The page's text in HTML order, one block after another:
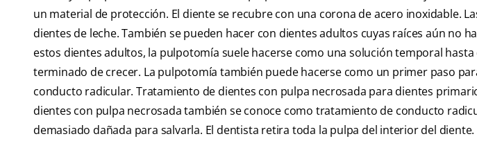
un material de protección. El diente se recubre con una corona de acero inoxidable.
dientes de leche. También se pueden hacer con dientes adultos cuyas raíces aún no
estos dientes adultos, la pulpotomía suele hacerse como una solución temporal hasta
terminado de crecer. La pulpotomía también puede hacerse como un primer paso
conducto radicular. Tratamiento de dientes con pulpa necrosada para dientes
dientes con pulpa necrosada también se conoce como tratamiento de conducto
demasiado dañada para salvarla. El dentista retira toda la pulpa del interior del